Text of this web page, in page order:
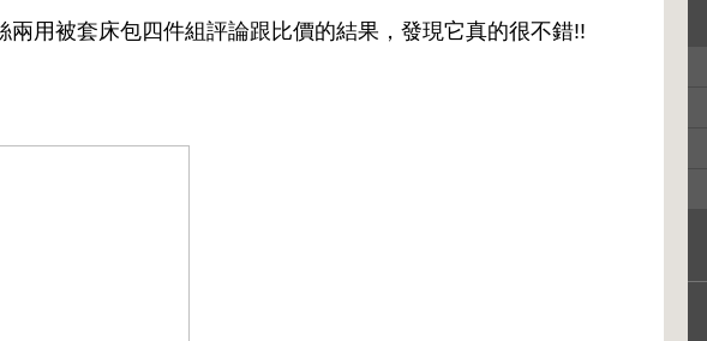
用被套床包四件組評論跟比價的結果，發現它真的很不錯!!